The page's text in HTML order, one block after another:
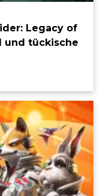
Legacy of
und tückische